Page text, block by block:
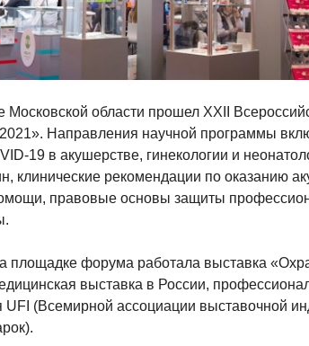
Московской области прошел XXII
Направления научной программы
19 в акушерстве, гинекологии и
клинические рекомендации по оказанию
правовые основы защиты
площадке форума работала выставка
выставка в России,
UFI (Всемирной ассоциации выставочной